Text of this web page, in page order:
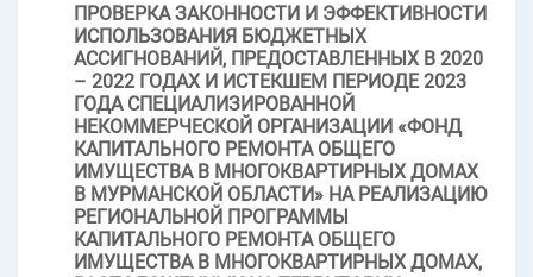
ПРОВЕРКА ЗАКОННОСТИ И ЭФФЕКТИВНОСТИ
ИСПОЛЬЗОВАНИЯ БЮДЖЕТНЫХ
АССИГНОВАНИЙ, ПРЕДОСТАВЛЕННЫХ В 2020
– 2022 ГОДАХ И ИСТЕКШЕМ ПЕРИОДЕ 2023
ГОДА СПЕЦИАЛИЗИРОВАННОЙ
НЕКОММЕРЧЕСКОЙ ОРГАНИЗАЦИИ «ФОНД
КАПИТАЛЬНОГО РЕМОНТА ОБЩЕГО
ИМУЩЕСТВА В МНОГОКВАРТИРНЫХ ДОМАХ
В МУРМАНСКОЙ ОБЛАСТИ» НА РЕАЛИЗАЦИЮ
РЕГИОНАЛЬНОЙ ПРОГРАММЫ
КАПИТАЛЬНОГО РЕМОНТА ОБЩЕГО
ИМУЩЕСТВА В МНОГОКВАРТИРНЫХ ДОМАХ,